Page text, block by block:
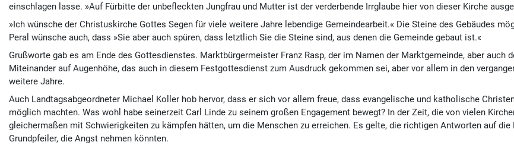
einschlagen lasse. »Auf Fürbitte der unbefleckten Jungfrau und Mutter ist der verderbende Irrglaube hier von dieser Kirche
»Ich wünsche der Christuskirche Gottes Segen für viele weitere Jahre lebendige Gemeindearbeit.« Die Steine des Gebäudes
Peral wünsche auch, dass »Sie aber auch spüren, dass letztlich Sie die Steine sind, aus denen die Gemeinde gebaut ist.«
Grußworte gab es am Ende des Gottesdienstes. Marktbürgermeister Franz Rasp, der im Namen der Marktgemeinde, aber auch
Miteinander auf Augenhöhe, das auch in diesem Festgottesdienst zum Ausdruck gekommen sei, aber vor allem in den
weitere Jahre.
Auch Landtagsabgeordneter Michael Koller hob hervor, dass er sich vor allem freue, dass evangelische und katholische
möglich machten. Was wohl habe seinerzeit Carl Linde zu seinem großen Engagement bewegt? In der Zeit, die von vielen
gleichermaßen mit Schwierigkeiten zu kämpfen hätten, um die Menschen zu erreichen. Es gelte, die richtigen Antworten auf
Grundpfeiler, die Angst nehmen könnten.